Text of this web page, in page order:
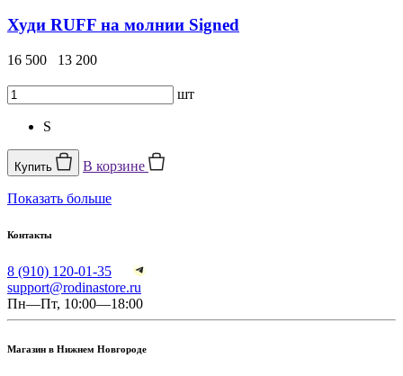
Худи RUFF на молнии Signed
16 500 13 200
шт
S
Купить В корзине
Показать больше
Контакты
8 (910) 120-01-35
support@rodinastore.ru
Пн—Пт, 10:00—18:00
Магазин в Нижнем Новгороде